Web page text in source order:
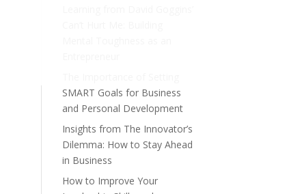
SMART Goals for Business
and Personal Development
Insights from The Innovator’s
Dilemma: How to Stay Ahead
in Business
How to Improve Your